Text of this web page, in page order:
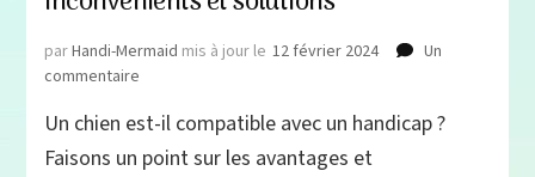
parHandi-Mermaid mis à jour le 12 février 2024
Un
commentaire
&
Handicap
Un chien est-il compatible avec un handicap ?
Faisons un point sur les avantages et